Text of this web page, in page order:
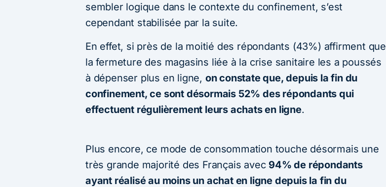
sembler logique dans le contexte du confinement, s’est
cependant stabilisée par la suite.
En effet, si près de la moitié des répondants (43%) affirment que
la fermeture des magasins liée à la crise sanitaire les a poussés
à dépenser plus en ligne, on constate que, depuis la fin du
confinement, ce sont désormais 52% des répondants qui
effectuent régulièrement leurs achats en ligne.
Plus encore, ce mode de consommation touche désormais une
très grande majorité des Français avec 94% de répondants
ayant réalisé au moins un achat en ligne depuis la fin du